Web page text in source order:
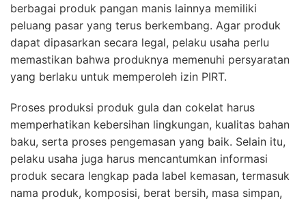
berbagai produk pangan manis lainnya memiliki
peluang pasar yang terus berkembang. Agar produk
dapat dipasarkan secara legal, pelaku usaha perlu
memastikan bahwa produknya memenuhi persyaratan
yang berlaku untuk memperoleh izin PIRT.
Proses produksi produk gula dan cokelat harus
memperhatikan kebersihan lingkungan, kualitas bahan
baku, serta proses pengemasan yang baik. Selain itu,
pelaku usaha juga harus mencantumkan informasi
produk secara lengkap pada label kemasan, termasuk
nama produk, komposisi, berat bersih, masa simpan,